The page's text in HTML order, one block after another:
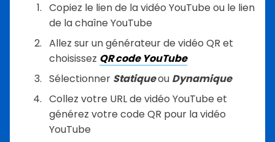
Copiez le lien de la vidéo YouTube ou le lien
de la chaîne YouTube
Allez sur un générateur de vidéo QR et
choisissez QR code YouTube
Sélectionner Statiqueou Dynamique
Collez votre URL de vidéo YouTube et
générez votre code QR pour la vidéo
YouTube